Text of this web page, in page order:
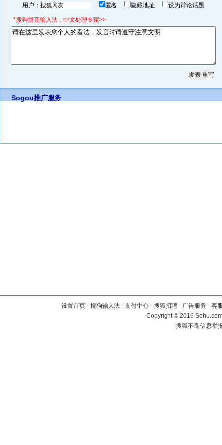
用户： 匿名 隐藏地址 设为辩论话题
*搜狗拼音输入法，中文处理专家>>
Sogou推广服务
设置首页 - 搜狗输入法 - 支付中心 - 搜狐招聘 - 广告服务 - 客
Copyright©2016
搜狐不良信息举